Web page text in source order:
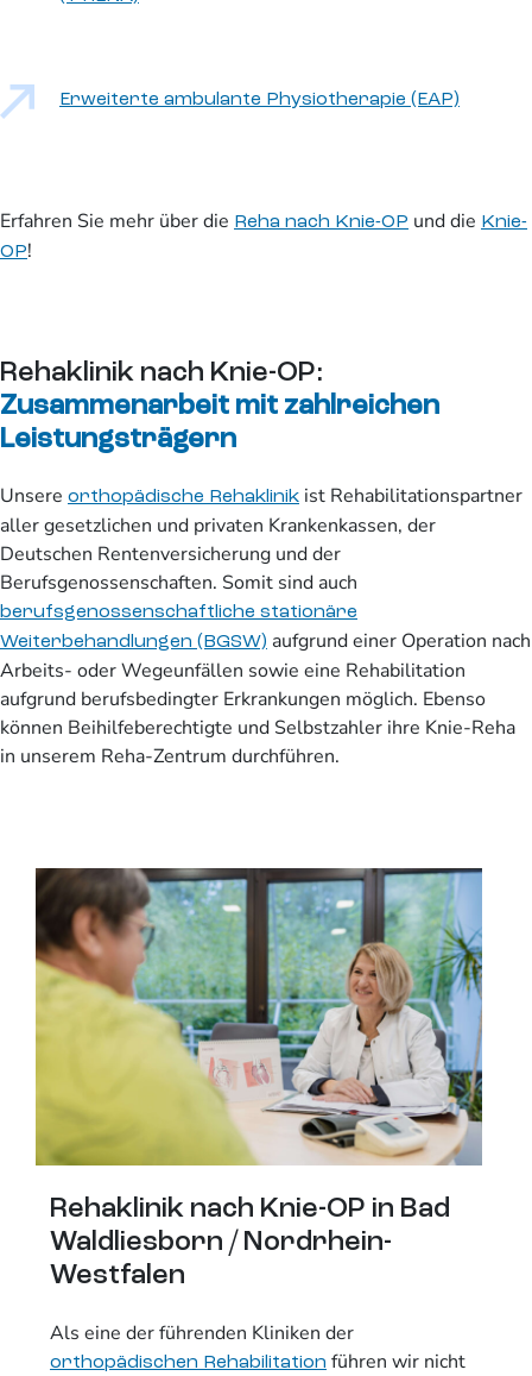
Erweiterte ambulante Physiotherapie (EAP)
Erfahren Sie mehr über die Reha nach Knie-OP und die Knie-
OP!
Rehaklinik nach Knie-OP:
Zusammenarbeit mit zahlreichen
Leistungsträgern
Unsere orthopädische Rehaklinik ist Rehabilitationspartner
aller gesetzlichen und privaten Krankenkassen, der
Deutschen Rentenversicherung und der
Berufsgenossenschaften. Somit sind auch
berufsgenossenschaftliche stationäre
Weiterbehandlungen (BGSW) aufgrund einer Operation nach
Arbeits- oder Wegeunfällen sowie eine Rehabilitation
aufgrund berufsbedingter Erkrankungen möglich. Ebenso
können Beihilfeberechtigte und Selbstzahler ihre Knie-Reha
in unserem Reha-Zentrum durchführen.
Rehaklinik nach Knie-OP in Bad
Waldliesborn / Nordrhein-
Westfalen
Als eine der führenden Kliniken der
orthopädischen Rehabilitation führen wir nicht